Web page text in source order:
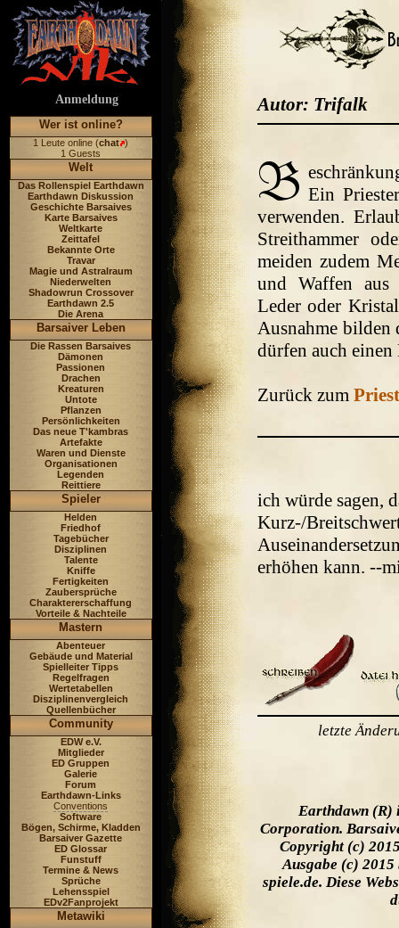
Anmeldung
Wer ist online?
1 Leute online (chat )
1 Guests
Welt
Das Rollenspiel Earthdawn
Earthdawn Diskussion
Geschichte Barsaives
Karte Barsaives
Weltkarte
Zeittafel
Bekannte Orte
Travar
Magie und Astralraum
Niederwelten
Shadowrun Crossover
Earthdawn 2.5
Die Arena
Barsaiver Leben
Die Rassen Barsaives
Dämonen
Passionen
Drachen
Kreaturen
Untote
Pflanzen
Persönlichkeiten
Das neue T'kambras
Artefakte
Waren und Dienste
Organisationen
Legenden
Reittiere
Spieler
Helden
Friedhof
Tagebücher
Disziplinen
Talente
Kniffe
Fertigkeiten
Zaubersprüche
Charaktererschaffung
Vorteile & Nachteile
Mastern
Abenteuer
Gebäude und Material
Spielleiter Tipps
Regelfragen
Wertetabellen
Disziplinenvergleich
Quellenbücher
Community
EDW e.V.
Mitglieder
ED Gruppen
Galerie
Forum
Earthdawn-Links
Conventions
Software
Bögen, Schirme, Kladden
Barsaiver Gazette
ED Glossar
Funstuff
Termine & News
Sprüche
Lehensspiel
EDv2Fanprojekt
Metawiki
Autor: Trifalk
Ein
verwenden.
Streithammer
meiden zudem
und Waffen aus
Leder oder
Ausnahme bilden
dürfen auch
Zurück zum
ich würde sagen,
Kurz-/
erhöhen kann. --
letzte
Earthdawn (R)
Corporation.
Copyright (c)
Ausgabe (c) 2015
spiele.de. Diese